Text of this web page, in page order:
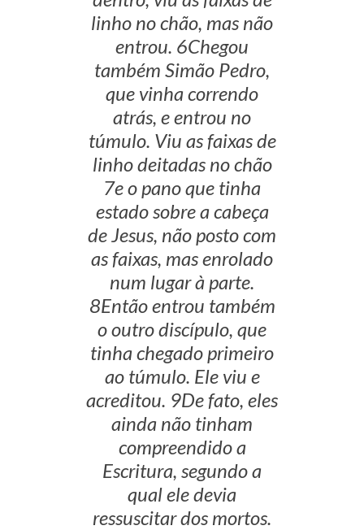
linho no chão, mas não
entrou. 6Chegou
também Simão Pedro,
que vinha correndo
atrás, e entrou no
túmulo. Viu as faixas de
linho deitadas no chão
7e o pano que tinha
estado sobre a cabeça
de Jesus, não posto com
as faixas, mas enrolado
num lugar à parte.
8Então entrou também
o outro discípulo, que
tinha chegado primeiro
ao túmulo. Ele viu e
acreditou. 9De fato, eles
ainda não tinham
compreendido a
Escritura, segundo a
qual ele devia
ressuscitar dos mortos.